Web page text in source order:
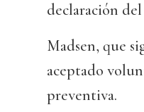
declaración
Madsen, que
aceptado
preventiva.